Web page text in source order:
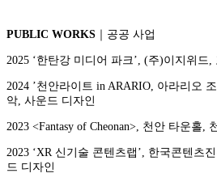
PUBLIC WORKS ｜공공 사업
2025 ‘한탄강 미디어 파크’, (주)이지위드
2024 ’천안라이트 in ARARIO, 아라리오
악, 사운드 디자인
2023 <Fantasy of Cheonan>, 천안 타운홀,
2023 ‘XR 신기술 콘텐츠랩’, 한국콘텐츠
드 디자인